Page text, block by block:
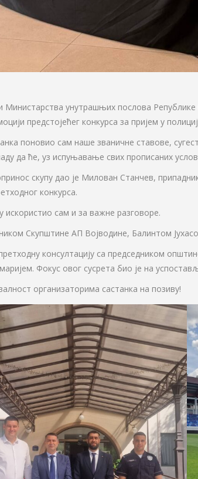
Министарства унутрашњих послова
предстојећег конкурса за пријем у
поновио сам наше званичне ставове,
да ће, уз испуњавање свих прописаних
скупу дао је Милован Станчев,
конкурса.
искористио сам и за важне разговоре.
Скупштине АП Војводине, Балинтом
консултацију са председником
Фокус овог сусрета био је на
организаторима састанка на позиву!